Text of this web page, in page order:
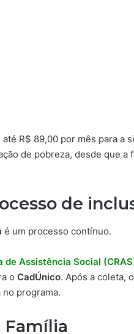
R$ 89,00 por mês para a
de pobreza, desde que a
de
é um processo contínuo.
de Assistência Social
o CadÚnico. Após a coleta,
programa.
Família